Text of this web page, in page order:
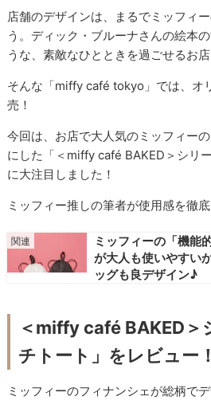
店舗のデザインは、まるでミッフィ
う。ディック・ブルーナさんの絵本
うな、素敵なひとときを過ごせるお店
そんな「miffy café tokyo」では、オ
売！
今回は、お店で大人気のミッフィー
にした「＜miffy café BAKED＞シリ
に大注目しました！
ミッフィー推しの筆者が使用感を徹
ミッフィーの「機能
が大人も使いやすい
ッグも良デザイン♪
＜miffy café BAKED＞
チトート」をレビュー！
ミッフィーのフィナンシェが総柄で